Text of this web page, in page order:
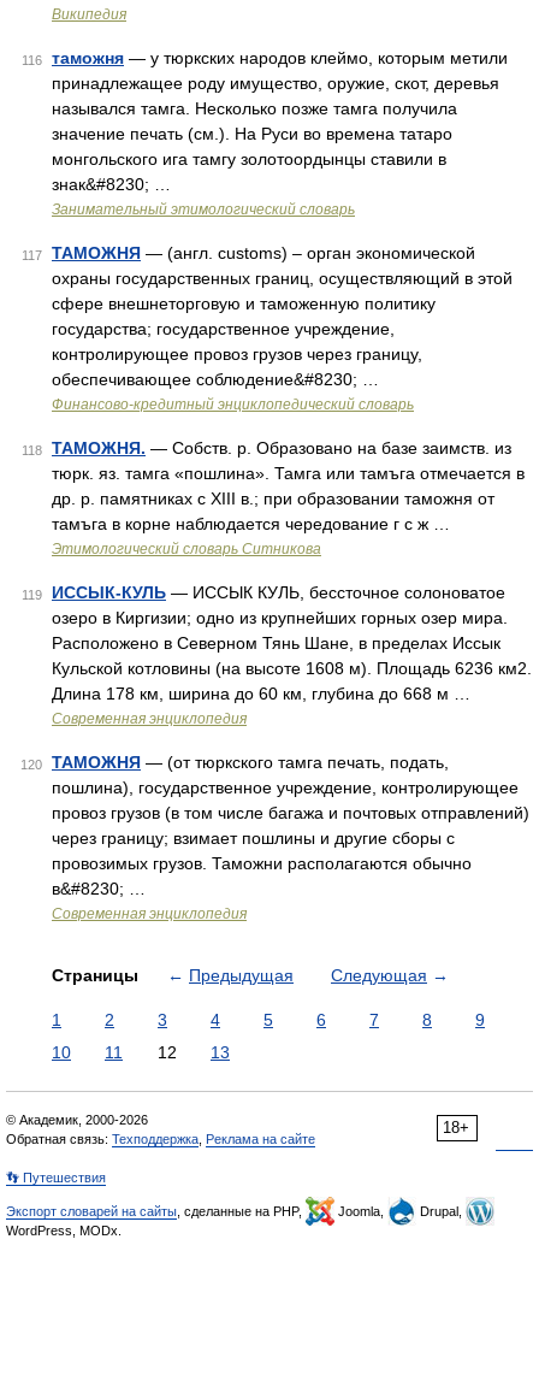
Википедия
116 таможня — у тюркских народов клеймо, которым метили
принадлежащее роду имущество, оружие, скот, деревья
назывался тамга. Несколько позже тамга получила
значение печать (см.). На Руси во времена татаро
монгольского ига тамгу золотоордынцы ставили в
знак&#8230; …
Занимательный этимологический словарь
117 ТАМОЖНЯ — (англ. customs) – орган экономической
охраны государственных границ, осуществляющий в этой
сфере внешнеторговую и таможенную политику
государства; государственное учреждение,
контролирующее провоз грузов через границу,
обеспечивающее соблюдение&#8230; …
Финансово-кредитный энциклопедический словарь
118 ТАМОЖНЯ. — Собств. р. Образовано на базе заимств. из
тюрк. яз. тамга «пошлина». Тамга или тамъга отмечается в
др. р. памятниках с XIII в.; при образовании таможня от
тамъга в корне наблюдается чередование г с ж …
Этимологический словарь Ситникова
119 ИССЫК-КУЛЬ — ИССЫК КУЛЬ, бессточное солоноватое
озеро в Киргизии; одно из крупнейших горных озер мира.
Расположено в Северном Тянь Шане, в пределах Иссык
Кульской котловины (на высоте 1608 м). Площадь 6236 км2.
Длина 178 км, ширина до 60 км, глубина до 668 м …
Современная энциклопедия
120 ТАМОЖНЯ — (от тюркского тамга печать, подать,
пошлина), государственное учреждение, контролирующее
провоз грузов (в том числе багажа и почтовых отправлений)
через границу; взимает пошлины и другие сборы с
провозимых грузов. Таможни располагаются обычно
в&#8230; …
Современная энциклопедия
Страницы ← Предыдущая Следующая →
1 2 3 4 5 6 7 8
9
10
11 12 13
18+
© Академик, 2000-2026
Обратная связь: Техподдержка Реклама на сайте
👣 Путешествия
Экспорт словарей на сайты , сделанные на PHP, Joomla,
Drupal,
WordPress, MODx.